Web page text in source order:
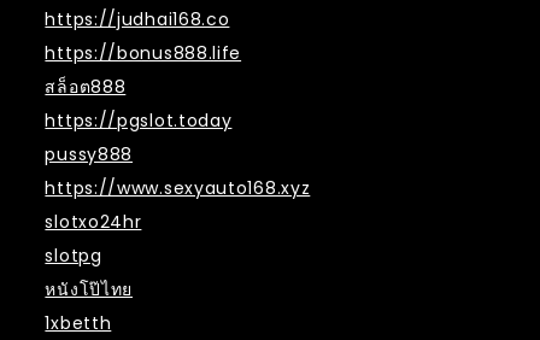
https://judhai168.co
https://bonus888.life
สล็อต888
https://pgslot.today
pussy888
https://www.sexyauto168.xyz
slotxo24hr
slotpg
หนังโป๊ไทย
1xbetth